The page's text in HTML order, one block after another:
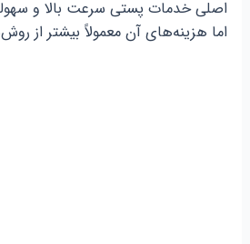
اصلی خدمات پستی سرعت بالا و
اما هزینه‌های آن معمولاً بیشتر از